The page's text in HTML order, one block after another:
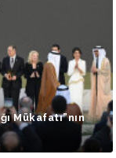
Mükafatı”nın